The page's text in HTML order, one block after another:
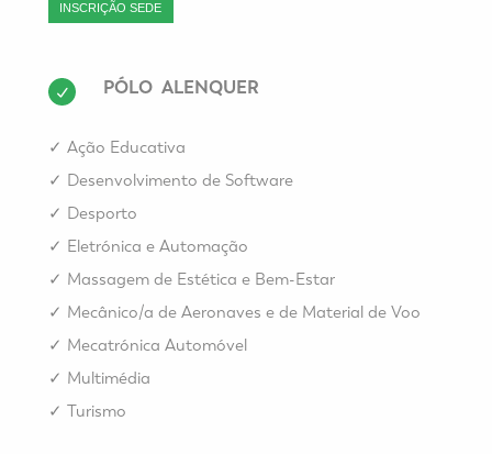
INSCRIÇÃO SEDE
PÓLO ALENQUER
✓ Ação Educativa
✓ Desenvolvimento de Software
✓ Desporto
✓ Eletrónica e Automação
✓ Massagem de Estética e Bem-Estar
✓ Mecânico/a de Aeronaves e de Material de Voo
✓ Mecatrónica Automóvel
✓ Multimédia
✓ Turismo